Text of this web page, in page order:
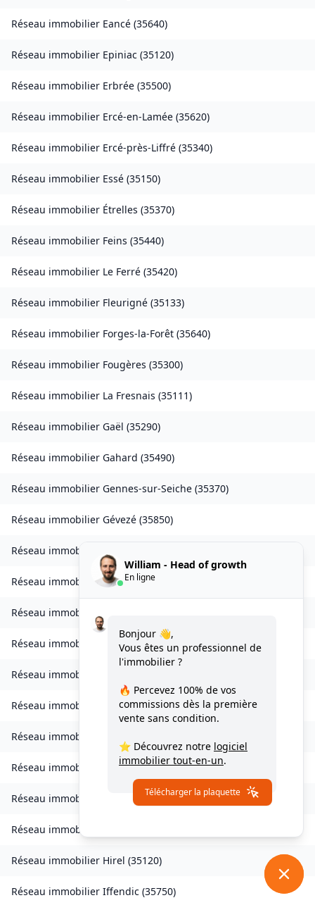
Réseau immobilier Eancé (35640)
Réseau immobilier Epiniac (35120)
Réseau immobilier Erbrée (35500)
Réseau immobilier Ercé-en-Lamée (35620)
Réseau immobilier Ercé-près-Liffré (35340)
Réseau immobilier Essé (35150)
Réseau immobilier Étrelles (35370)
Réseau immobilier Feins (35440)
Réseau immobilier Le Ferré (35420)
Réseau immobilier Fleurigné (35133)
Réseau immobilier Forges-la-Forêt (35640)
Réseau immobilier Fougères (35300)
Réseau immobilier La Fresnais (35111)
Réseau immobilier Gaël (35290)
Réseau immobilier Gahard (35490)
Réseau immobilier Gennes-sur-Seiche (35370)
Réseau immobilier Gévezé (35850)
Réseau immobilier
Réseau immobilierLa Gouesnière
Réseau immobilier
Réseau immobilier Grand-Fougeray (35390)
Réseau immobilier
Réseau immobilier Guichen(35580)
Réseau immobilier
Réseau immobilier Guipel(35440)
Réseau immobilier Hédé-Bazouges (35630)
Réseau immobilier
Réseau immobilier Hirel (35120)
Réseau immobilier Iffendic (35750)
William - Head of growth
En ligne
Bonjour 👋,
Vous êtes un professionnel de
l'immobilier ?
🔥 Percevez 100% de vos
commissions dès la première
vente sans condition.
⭐ Découvrez notre logiciel
immobilier tout-en-un.
Télécharger la plaquette